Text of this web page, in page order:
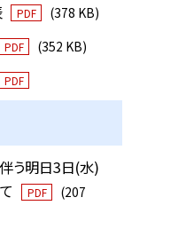
PDF (378 KB)
PDF (352 KB)
PDF
う明日3日(水)
PDF
(207